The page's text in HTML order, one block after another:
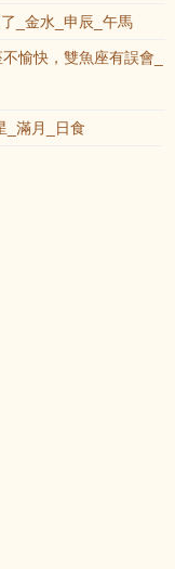
_金水_申辰_午馬
愉快，雙魚座有誤會_
_滿月_日食